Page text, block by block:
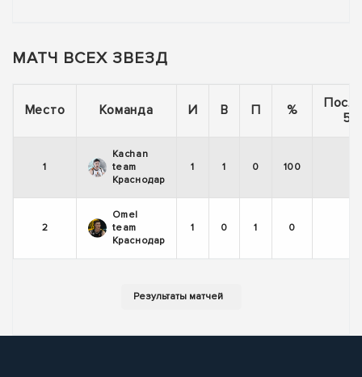
МАТЧ ВСЕХ ЗВЕЗД
Место Команда И В П %
5
1
Kachan
team
Краснодар
1 1 0 100
2
Omel
team
Краснодар
1 0 1 0